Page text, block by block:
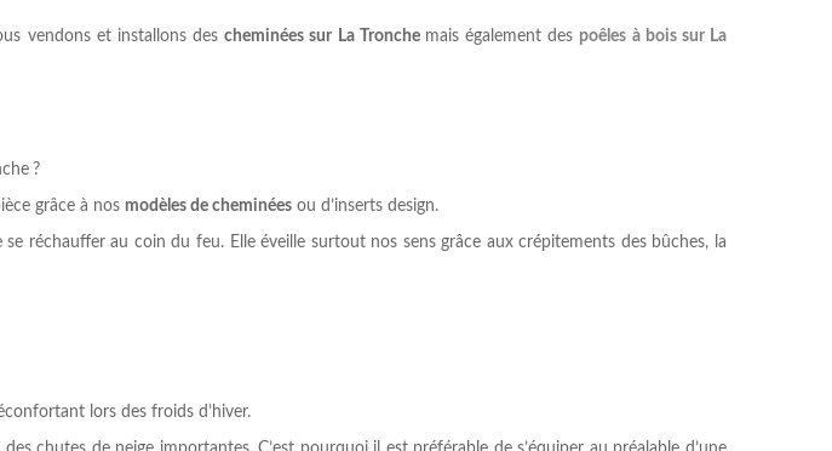
vendons et installons descheminées sur La Tronche mais également des poêles à bois sur La
?
grâce à nos modèles de cheminées ou d’inserts design.
réchauffer au coin du feu. Elle éveille surtout nos sens grâce aux crépitements des bûches, la
lors des froids d’hiver.